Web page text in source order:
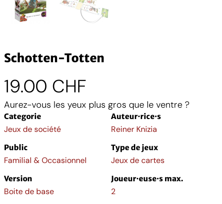
Schotten-Totten
19.00 CHF
Aurez-vous les yeux plus gros que le ventre ?
Categorie
Jeux de société
Auteur·rice·s
Reiner Knizia
Public
Familial & Occasionnel
Type de jeux
Jeux de cartes
Version
Boite de base
Joueur·euse·s max.
2